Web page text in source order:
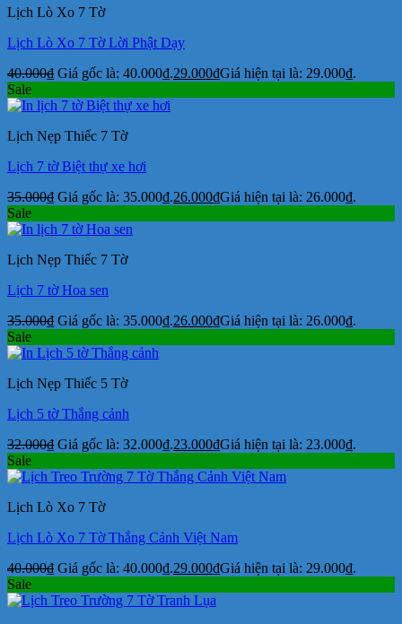
Lịch Lò Xo 7 Tờ
Lịch Lò Xo 7 Tờ Lời Phật Dạy
40.000₫ Giá gốc là: 40.000₫.29.000₫Giá hiện tại là: 29.000₫.
Sale
Lịch Nẹp Thiếc 7 Tờ
Lịch 7 tờ Biệt thự xe hơi
35.000₫ Giá gốc là: 35.000₫.26.000₫Giá hiện tại là: 26.000₫.
Sale
Lịch Nẹp Thiếc 7 Tờ
Lịch 7 tờ Hoa sen
35.000₫ Giá gốc là: 35.000₫.26.000₫Giá hiện tại là: 26.000₫.
Sale
Lịch Nẹp Thiếc 5 Tờ
Lịch 5 tờ Thắng cảnh
32.000₫ Giá gốc là: 32.000₫.23.000₫Giá hiện tại là: 23.000₫.
Sale
Lịch Lò Xo 7 Tờ
Lịch Lò Xo 7 Tờ Thắng Cảnh Việt Nam
40.000₫ Giá gốc là: 40.000₫.29.000₫Giá hiện tại là: 29.000₫.
Sale